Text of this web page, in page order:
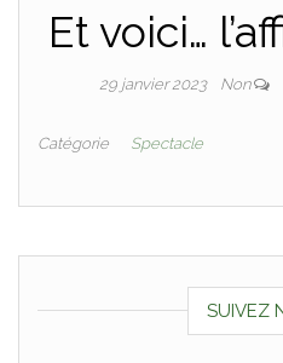
Et voici…
29 janvier 2023 Non
Catégorie Spectacle
SUIVEZ